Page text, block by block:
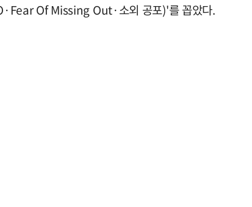
Of Missing Out·소외 공포)'를 꼽았다.